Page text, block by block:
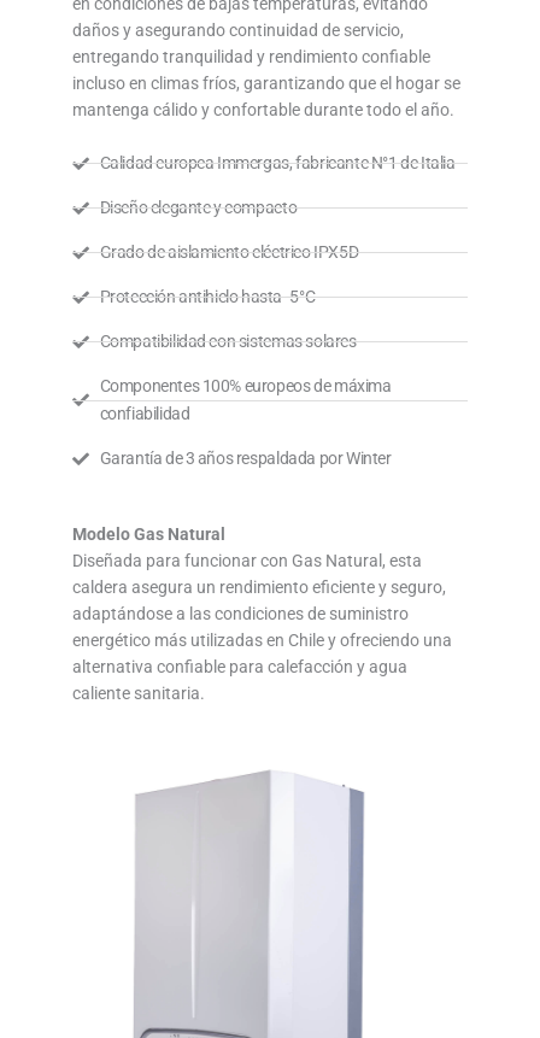
en condiciones de bajas temperaturas, evitando
daños y asegurando continuidad de servicio,
entregando tranquilidad y rendimiento confiable
incluso en climas fríos, garantizando que el hogar se
mantenga cálido y confortable durante todo el año.
Calidad europea Immergas, fabricante N°1 de Italia
Diseño elegante y compacto
Grado de aislamiento eléctrico IPX5D
Protección antihielo hasta -5°C
Compatibilidad con sistemas solares
Componentes 100% europeos de máxima
confiabilidad
Garantía de 3 años respaldada por Winter
Modelo Gas Natural
Diseñada para funcionar con Gas Natural, esta
caldera asegura un rendimiento eficiente y seguro,
adaptándose a las condiciones de suministro
energético más utilizadas en Chile y ofreciendo una
alternativa confiable para calefacción y agua
caliente sanitaria.